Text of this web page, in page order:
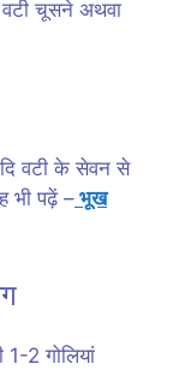
वटी चूसने अथवा
वटी के सेवन से
भी पढ़ें – भूख
1-2 गोलियां